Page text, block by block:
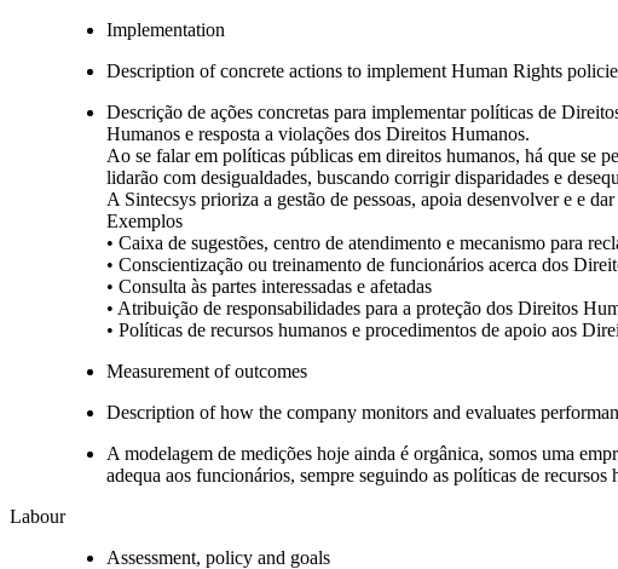
Implementation
Description of concrete actions to implement Human Rights
Descrição de ações concretas para implementar políticas de
Humanos e resposta a violações dos Direitos Humanos.
Ao se falar em políticas públicas em direitos humanos, há que se
lidarão com desigualdades, buscando corrigir disparidades e
A Sintecsys prioriza a gestão de pessoas, apoia desenvolver e e
Exemplos
• Caixa de sugestões, centro de atendimento e mecanismo para
• Conscientização ou treinamento de funcionários acerca dos
• Consulta às partes interessadas e afetadas
• Atribuição de responsabilidades para a proteção dos Direitos
• Políticas de recursos humanos e procedimentos de apoio aos
Measurement of outcomes
Description of how the company monitors and evaluates
A modelagem de medições hoje ainda é orgânica, somos uma
adequa aos funcionários, sempre seguindo as políticas de
Labour
Assessment, policy and goals